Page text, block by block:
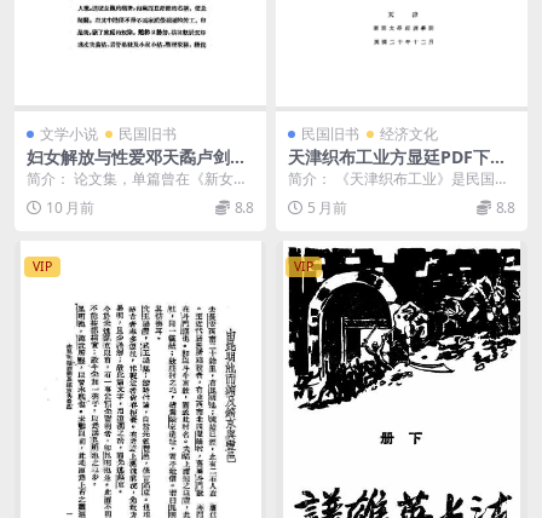
文学小说 民国旧书
妇女解放与性爱邓天矞卢剑波
PDF下载,民国妇女解放运动研
究史料
简介： 论文集，单篇曾在《新女
性》、《妇女战线》等刊物上发
表，包括《妇女—旧式的...
10 月前 8.8
民国旧书 经济文化
天津织布工业方显廷PDF下载,
民国天津纺织业研究史料
简介： 《天津织布工业》是民国时
期著名经济学家方显廷的代表作之
一，是南开大学经济...
5 月前 8.8
VIP VIP